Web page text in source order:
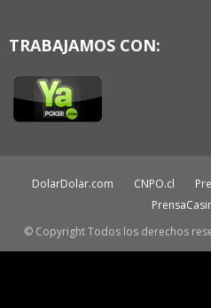
TRABAJAMOS CON:
DolarDolar.com CNPO.cl
© Copyright Todos los derechos